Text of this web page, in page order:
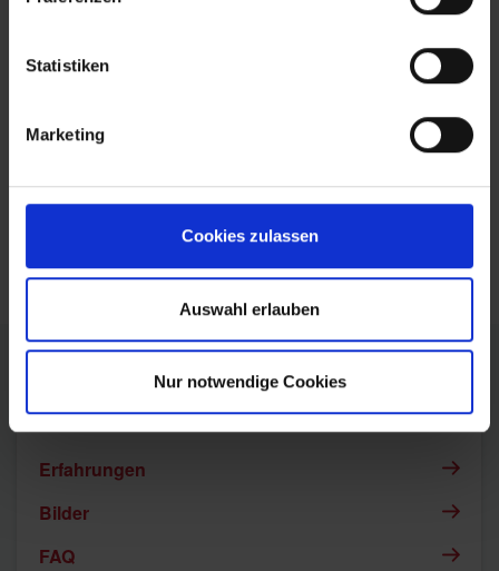
Statistiken
Marketing
Cookies zulassen
Auswahl erlauben
Nur notwendige Cookies
einem Kennenlern-Treffen mit einem Unternehmerteam in
ihrer Nähe
Kontakt zum BNI Regionalbüro für weiterführende
Fragen bekommen Sie
Möchten Sie Sich für eines unserer bestehenden BNI-
bewerben, dann finden Siehierdas Online-
Erfahrungen
Bilder
FAQ